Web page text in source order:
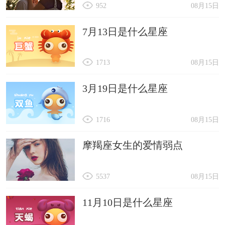
08月15日
952
7月13日是什么星座
08月15日
1713
3月19日是什么星座
08月15日
1716
摩羯座女生的爱情弱点
08月15日
5537
11月10日是什么星座